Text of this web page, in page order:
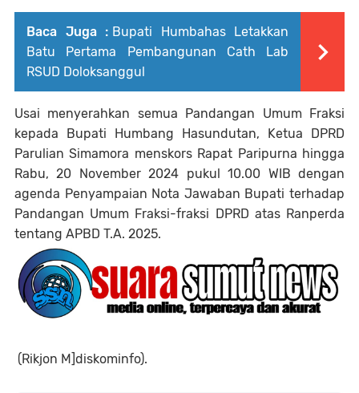
Baca Juga : Bupati Humbahas Letakkan
Batu Pertama Pembangunan Cath Lab
RSUD Doloksanggul
Usai menyerahkan semua Pandangan Umum Fraksi
kepada Bupati Humbang Hasundutan, Ketua DPRD
Parulian Simamora menskors Rapat Paripurna hingga
Rabu, 20 November 2024 pukul 10.00 WIB dengan
agenda Penyampaian Nota Jawaban Bupati terhadap
Pandangan Umum Fraksi-fraksi DPRD atas Ranperda
tentang APBD T.A. 2025.
(Rikjon M]diskominfo).